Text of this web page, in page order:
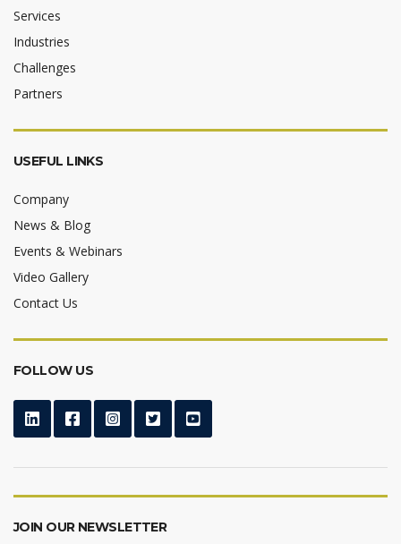
Services
Industries
Challenges
Partners
USEFUL LINKS
Company
News & Blog
Events & Webinars
Video Gallery
Contact Us
FOLLOW US
JOIN OUR NEWSLETTER